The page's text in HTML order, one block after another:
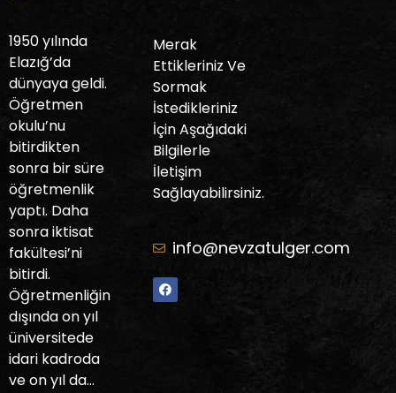
1950 yılında
Elazığ’da
dünyaya geldi.
Öğretmen
okulu’nu
bitirdikten
sonra bir süre
öğretmenlik
yaptı. Daha
sonra iktisat
fakültesi’ni
bitirdi.
Öğretmenliğin
dışında on yıl
üniversitede
idari kadroda
ve on yıl da…
Merak
Ettikleriniz Ve
Sormak
İstedikleriniz
İçin Aşağıdaki
Bilgilerle
İletişim
Sağlayabilirsiniz.
info@nevzatulger.com